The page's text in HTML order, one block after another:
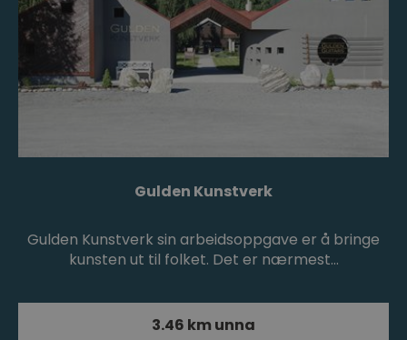
Gulden Kunstverk
Gulden Kunstverk sin arbeidsoppgave er å bringe
kunsten ut til folket. Det er nærmest…
3.46 km unna